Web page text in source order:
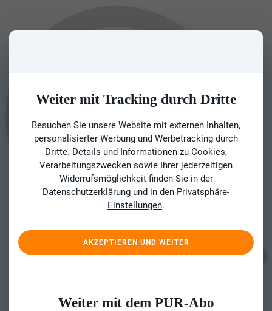
Weiter mit Tracking durch Dritte
Besuchen Sie unsere Website mit externen Inhalten,
personalisierter Werbung und Werbetracking durch
Dritte. Details und Informationen zu Cookies,
Verarbeitungszwecken sowie Ihrer jederzeitigen
Widerrufsmöglichkeit finden Sie in der
Datenschutzerklärung und in den Privatsphäre-
Einstellungen.
AKZEPTIEREN UND WEITER
Weiter mit dem PUR-Abo